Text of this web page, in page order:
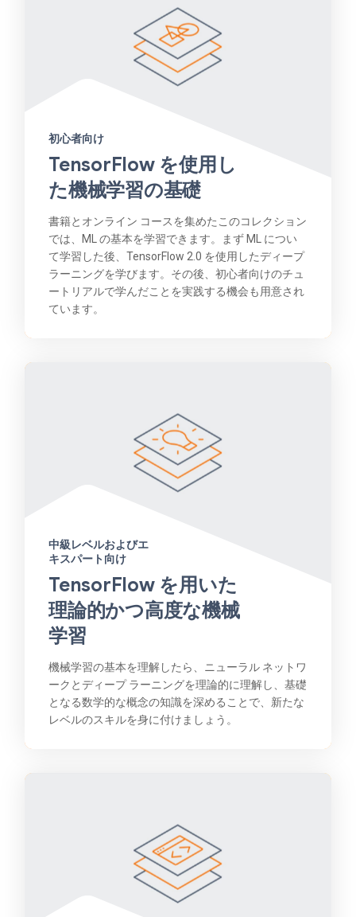
初心者向け
TensorFlow を使用し
た機械学習の基礎
書籍とオンライン コースを集めたこのコレクション
では、ML の基本を学習できます。まず ML につい
て学習した後、TensorFlow 2.0 を使用したディープ
ラーニングを学びます。その後、初心者向けのチュ
ートリアルで学んだことを実践する機会も用意され
ています。
中級レベルおよびエ
キスパート向け
TensorFlow を用いた
理論的かつ高度な機械
学習
機械学習の基本を理解したら、ニューラル ネットワ
ークとディープ ラーニングを理論的に理解し、基礎
となる数学的な概念の知識を深めることで、新たな
レベルのスキルを身に付けましょう。